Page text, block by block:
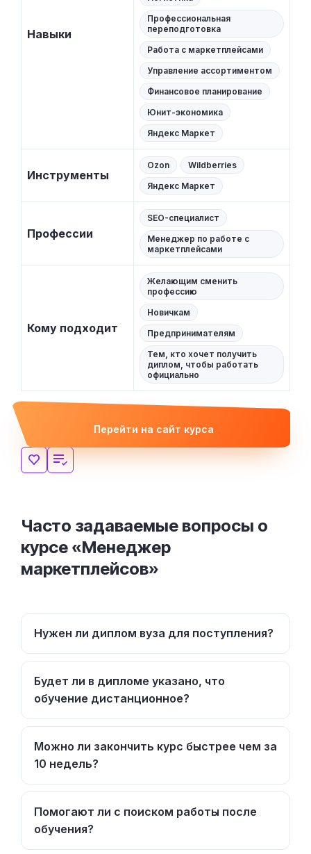
Навыки
Профессиональная
переподготовка
Работа с маркетплейсами
Управление ассортиментом
Финансовое планирование
Юнит-экономика
Яндекс Маркет
Инструменты
Ozon
Wildberries
Яндекс Маркет
Профессии
SEO-специалист
Менеджер по работе с
маркетплейсами
Кому подходит
Желающим сменить
профессию
Новичкам
Предпринимателям
Тем, кто хочет получить
диплом, чтобы работать
официально
Перейти на сайт курса
Часто задаваемые вопросы о
курсе «Менеджер
маркетплейсов»
Нужен ли диплом вуза для поступления?
Будет ли в дипломе указано, что
обучение дистанционное?
Можно ли закончить курс быстрее чем за
10 недель?
Помогают ли с поиском работы после
обучения?